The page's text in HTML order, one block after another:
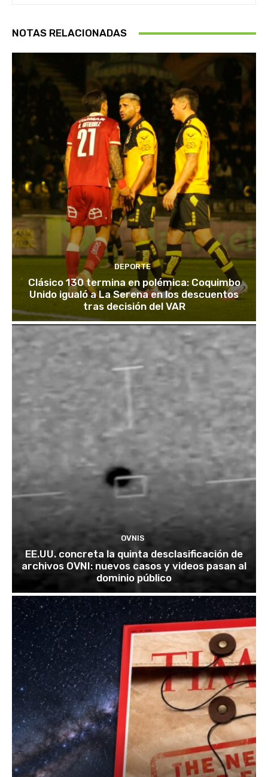
NOTAS RELACIONADAS
DEPORTE
Clásico 130 termina en polémica: Coquimbo
Unido igualó a La Serena en los descuentos
tras decisión del VAR
OVNIS
EE.UU. concreta la quinta desclasificación de
archivos OVNI: nuevos casos y videos pasan al
dominio público